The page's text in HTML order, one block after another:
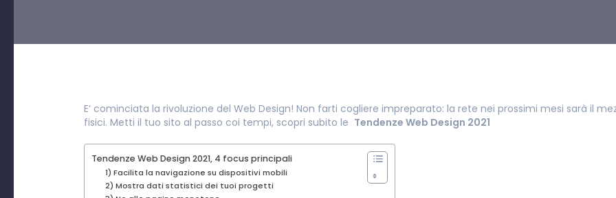
E’ cominciata la rivoluzione del Web Design! Non farti cogliere impreparato: la rete nei prossimi mesi sarà il
fisici. Metti il tuo sito al passo coi tempi, scopri subito le Tendenze Web Design 2021
Tendenze Web Design 2021, 4 focus principali
1) Facilita la navigazione su dispositivi mobili
2) Mostra dati statistici dei tuoi progetti